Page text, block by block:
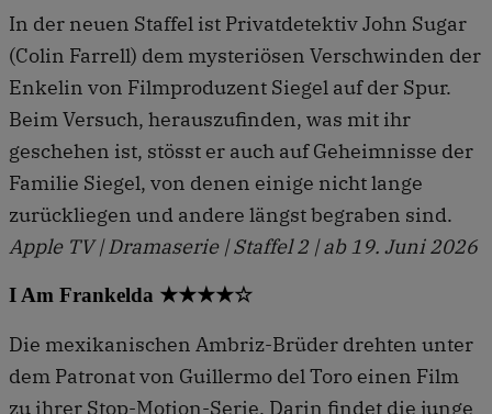
In der neuen Staffel ist Privatdetektiv John Sugar
(Colin Farrell) dem mysteriösen Verschwinden der
Enkelin von Filmproduzent Siegel auf der Spur.
Beim Versuch, herauszufinden, was mit ihr
geschehen ist, stösst er auch auf Geheimnisse der
Familie Siegel, von denen einige nicht lange
zurückliegen und andere längst begraben sind.
Apple TV | Dramaserie | Staffel 2 | ab 19. Juni 2026
I Am Frankelda ★★★★☆
Die mexikanischen Ambriz-Brüder drehten unter
dem Patronat von Guillermo del Toro einen Film
zu ihrer Stop-Motion-Serie. Darin findet die junge